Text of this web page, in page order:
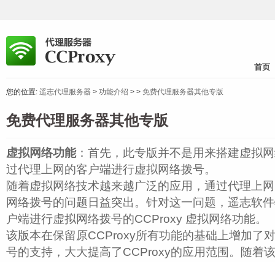
首页
您的位置: 遥志代理服务器 > 功能介绍 > > 免费代理服务器其他专版
免费代理服务器其他专版
虚拟网络功能：首先，此专版并不是用来搭建虚拟
过代理上网的客户端进行虚拟网络拨号。
随着虚拟网络技术越来越广泛的应用，通过代理上
网络拨号的问题日益突出。针对这一问题，遥志软
户端进行虚拟网络拨号的CCProxy 虚拟网络功能。
该版本在保留原CCProxy所有功能的基础上增加了
号的支持，大大提高了CCProxy的应用范围。随着